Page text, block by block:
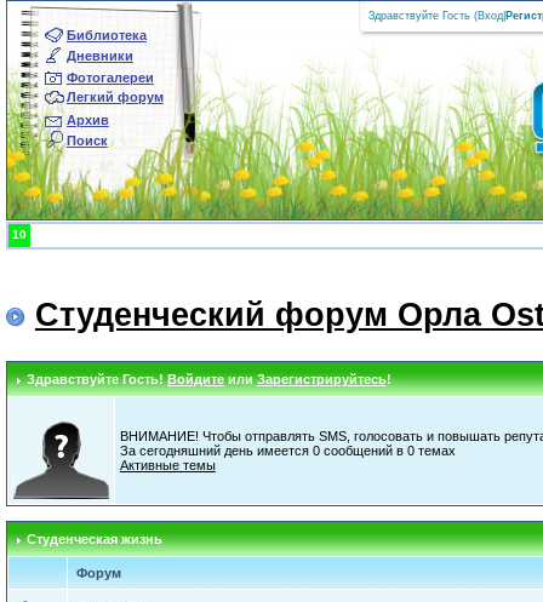
Библиотека
Дневники
Фотогалереи
Легкий форум
Архив
Поиск
Здравствуйте Гость (Вход
10
Студенческий форум Орла
Здравствуйте Гость!ВойдитеилиЗарегистрируйтесь!
ВНИМАНИЕ! Чтобы отправлять SMS, голосовать и повышать
За сегодняшний день имеется 0 сообщений в 0 темах
Активные темы
Студенческая жизнь
Форум